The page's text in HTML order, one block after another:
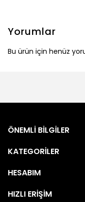
Yorumlar
Bu ürün için henüz
ÖNEMLİ BİLGİLER
KATEGORİLER
HESABIM
HIZLI ERİŞİM